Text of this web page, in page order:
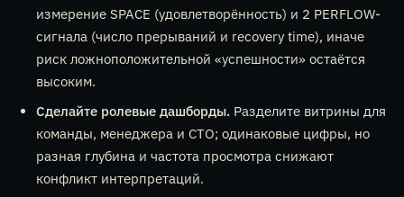
измерение SPACE (удовлетворённость) и 2 PERFLOW-
сигнала (число прерываний и recovery time), иначе
риск ложноположительной «успешности» остаётся
высоким.
Сделайте ролевые дашборды. Разделите витрины для
команды, менеджера и CTO; одинаковые цифры, но
разная глубина и частота просмотра снижают
конфликт интерпретаций.